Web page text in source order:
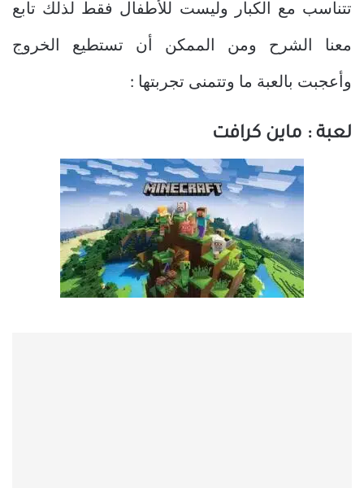
تتناسب مع الكبار وليست للأطفال فقط لذلك تابع
معنا الشرح ومن الممكن أن تستطيع الخروج
وأعجبت بالعبة ما وتتمنى تجربتها :
لعبة : ماين كرافت